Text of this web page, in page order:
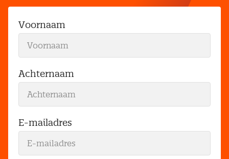
Voornaam
Achternaam
E-mailadres